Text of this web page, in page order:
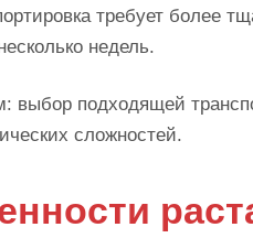
требует более
недель.
выбор подходящей
сложностей.